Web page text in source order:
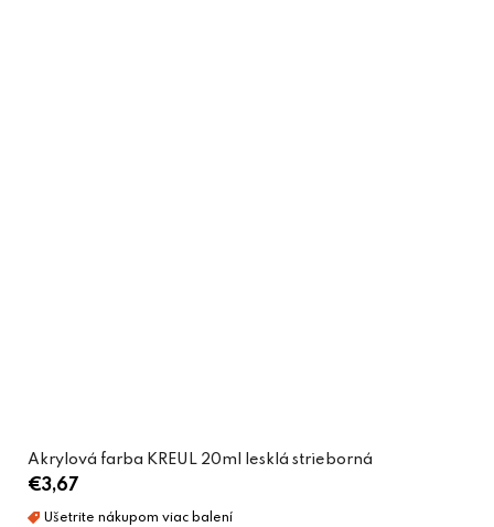
Akrylová farba KREUL 20ml lesklá strieborná
€3,67